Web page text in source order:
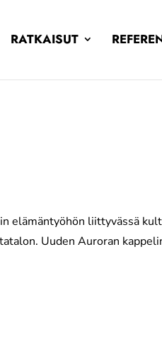
RATKAISUT
elämäntyöhön liittyvässä
Uuden Auroran